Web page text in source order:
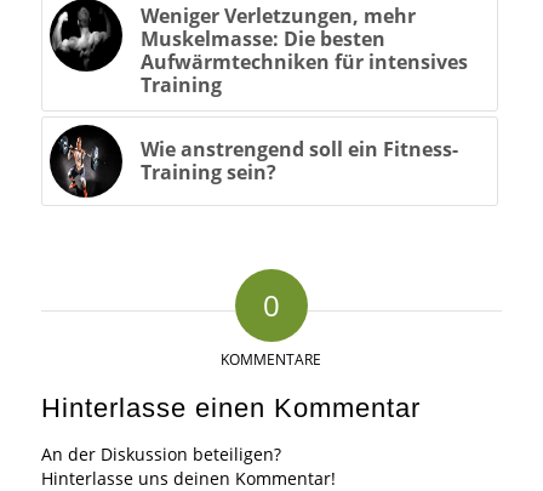
Weniger Verletzungen, mehr
Muskelmasse: Die besten
Aufwärmtechniken für intensives
Training
Wie anstrengend soll ein Fitness-
Training sein?
0
KOMMENTARE
Hinterlasse einen Kommentar
An der Diskussion beteiligen?
Hinterlasse uns deinen Kommentar!